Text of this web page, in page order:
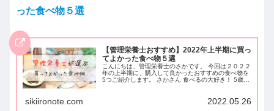
った食べ物５選
【管理栄養士おすすめ】2022年上半期に買っ
てよかった食べ物５選
こんにちは、管理栄養士のさかです。 今回は２０２２
年の上半期に、購入して良かったおすすめの食べ物を
5つご紹介します。 さかさん 食べるの大好き！ 5歳と
sikiironote.com 2022.05.26